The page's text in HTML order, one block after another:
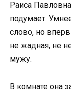
Раиса
подумает.
слово, но
не жадная, не
мужу.
В комнате она